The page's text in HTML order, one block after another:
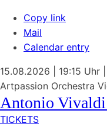
Copy link
Mail
Calendar entry
15.08.2026 | 19:15 Uhr
Artpassion Orchestra
Antonio Vivaldi
TICKETS